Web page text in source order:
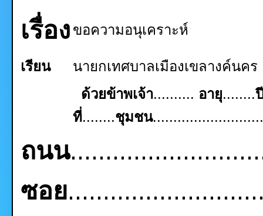
เรื่อง ขอความอนุเคราะห์
เรียน
นายกเทศบาลเมืองเขลางค์นคร
ด้วยข้าพเจ้า.......... อายุ........
ที่........ชุมชน
ถนน
ซอย